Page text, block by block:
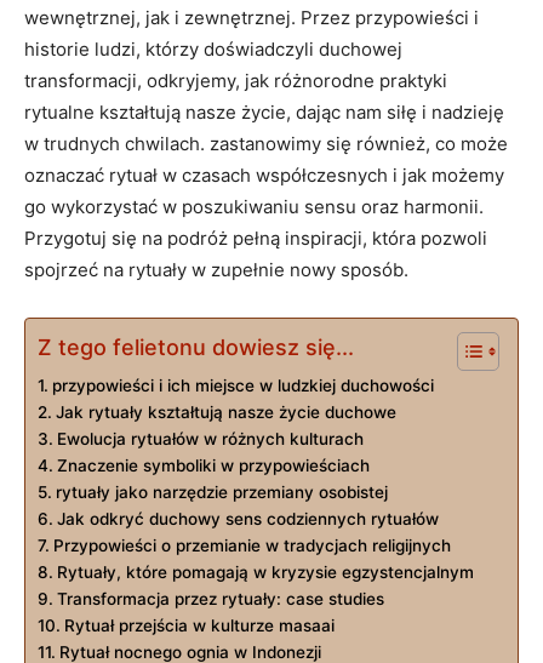
wewnętrznej, jak i zewnętrznej. Przez przypowieści i
historie ludzi, którzy doświadczyli duchowej
transformacji, odkryjemy, jak różnorodne praktyki
rytualne kształtują nasze życie, dając nam siłę i nadzieję
w trudnych chwilach. zastanowimy się również, co może
oznaczać rytuał w czasach współczesnych i jak możemy
go wykorzystać w poszukiwaniu sensu oraz harmonii.
Przygotuj się na podróż pełną inspiracji, która pozwoli
spojrzeć na rytuały w zupełnie nowy sposób.
Z tego felietonu dowiesz się...
przypowieści i ich miejsce w ludzkiej duchowości
Jak rytuały kształtują nasze życie duchowe
Ewolucja rytuałów w różnych kulturach
Znaczenie symboliki w przypowieściach
rytuały jako narzędzie przemiany osobistej
Jak odkryć duchowy sens codziennych rytuałów
Przypowieści o przemianie w tradycjach religijnych
Rytuały, które pomagają w kryzysie egzystencjalnym
Transformacja przez rytuały: case studies
Rytuał przejścia w kulturze masaai
Rytuał nocnego ognia w Indonezji